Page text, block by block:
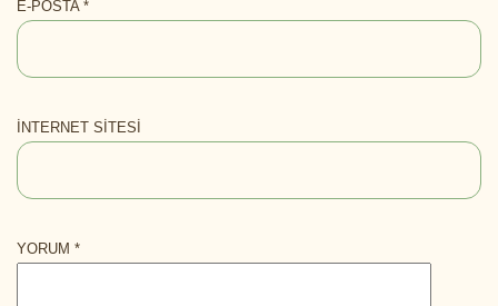
E-POSTA *
İNTERNET SITESI
YORUM *